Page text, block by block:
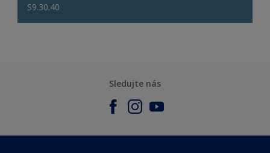
S9.30.40
Sledujte nás